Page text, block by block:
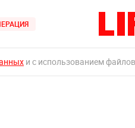
и с использованием